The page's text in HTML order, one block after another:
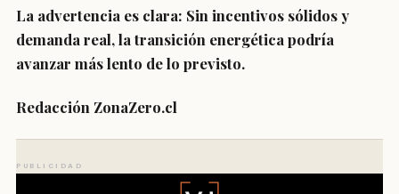
La advertencia es clara: Sin incentivos sólidos y
demanda real, la transición energética podría
avanzar más lento de lo previsto.
Redacción ZonaZero.cl
PUBLICIDAD